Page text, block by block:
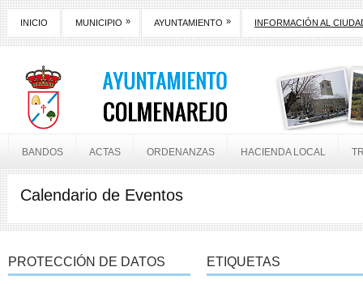
INICIO MUNICIPIO » AYUNTAMIENTO » INFORMACIÓN AL
BANDOS ACTAS ORDENANZAS HACIENDA LOCAL
Calendario de Eventos
PROTECCIÓN DE DATOS ETIQUETAS